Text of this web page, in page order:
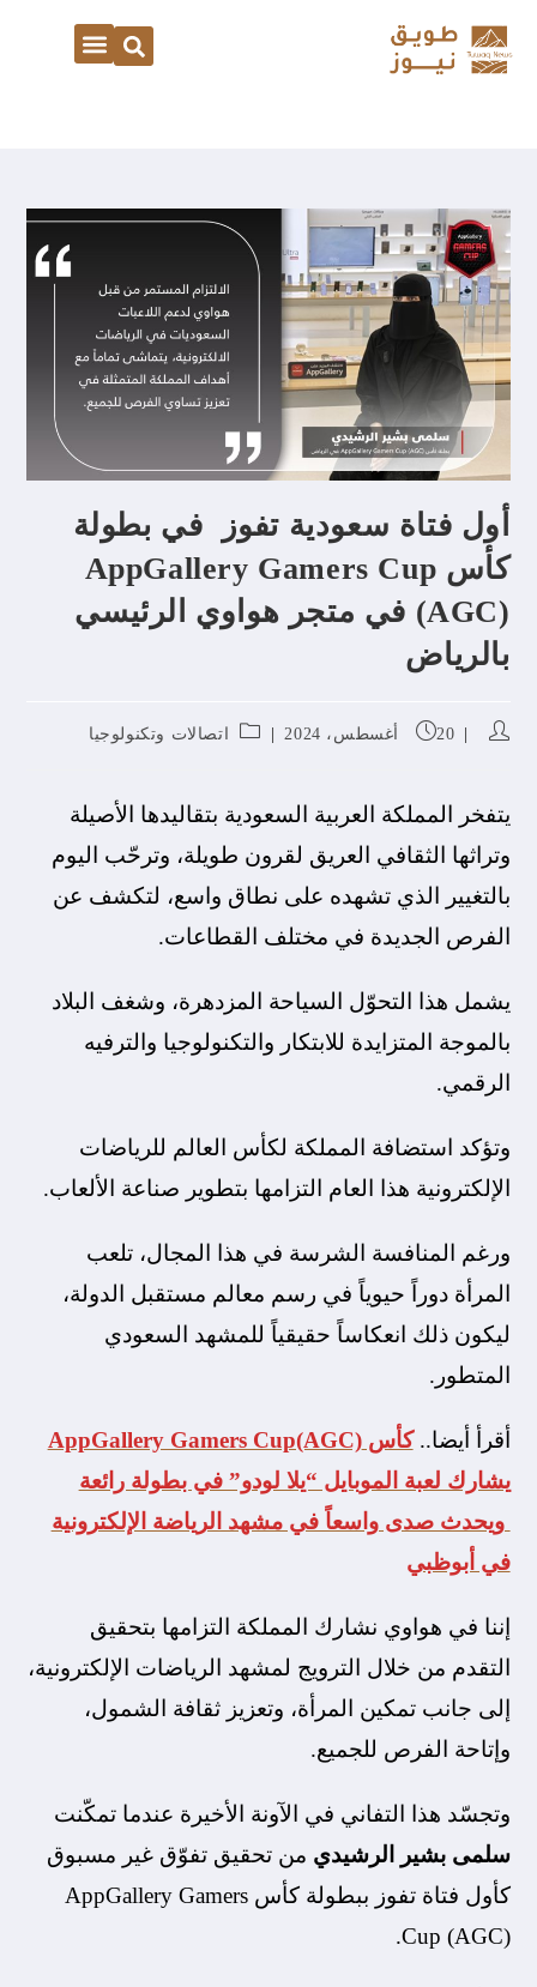
أول فتاة سعودية تفوز في بطولة
كأس AppGallery Gamers Cup
(AGC) في متجر هواوي الرئيسي
بالرياض
20 أغسطس، 2024 اتصالات وتكنولوجيا
يتفخر المملكة العربية السعودية بتقاليدها الأصيلة
وتراثها الثقافي العريق لقرون طويلة، وترحّب اليوم
بالتغيير الذي تشهده على نطاق واسع، لتكشف عن
الفرص الجديدة في مختلف القطاعات.
يشمل هذا التحوّل السياحة المزدهرة، وشغف البلاد
بالموجة المتزايدة للابتكار والتكنولوجيا والترفيه
الرقمي.
وتؤكد استضافة المملكة لكأس العالم للرياضات
الإلكترونية هذا العام التزامها بتطوير صناعة الألعاب.
ورغم المنافسة الشرسة في هذا المجال، تلعب
المرأة دوراً حيوياً في رسم معالم مستقبل الدولة،
ليكون ذلك انعكاساً حقيقياً للمشهد السعودي
المتطور.
أقرأ أيضا..
كأس AppGallery Gamers Cup(AGC)
يشارك لعبة الموبايل “يلا لودو” في بطولة رائعة
ويحدث صدى واسعاً في مشهد الرياضة الإلكترونية
في أبوظبي
إننا في هواوي نشارك المملكة التزامها بتحقيق
التقدم من خلال الترويج لمشهد الرياضات الإلكترونية،
إلى جانب تمكين المرأة، وتعزيز ثقافة الشمول،
وإتاحة الفرص للجميع.
وتجسّد هذا التفاني في الآونة الأخيرة عندما تمكّنت
سلمى بشير الرشيدي من تحقيق تفوّق غير مسبوق
كأول فتاة تفوز ببطولة كأس AppGallery Gamers
Cup (AGC).